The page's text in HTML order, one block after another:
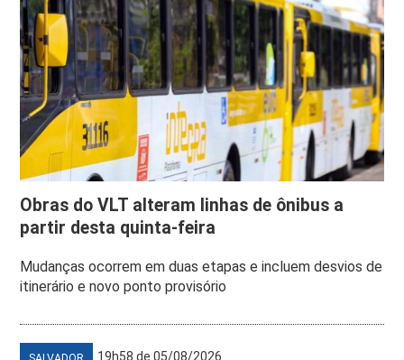
Obras do VLT alteram linhas de ônibus a
partir desta quinta-feira
Mudanças ocorrem em duas etapas e incluem desvios de
itinerário e novo ponto provisório
19h58 de 05/08/2026